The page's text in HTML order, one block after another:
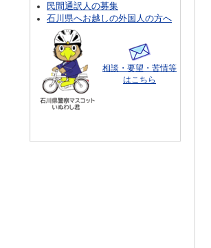
民間通訳人の募集
石川県へお越しの外国人の方へ
相談・要望・苦情等
はこちら